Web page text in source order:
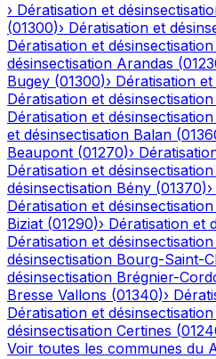
› Dératisation et
(01300)› Dératisation et
Dératisation et désinsectisation
désinsectisation Arandas (
Bugey (01300)› Dératisation
Dératisation et désinsectisation
Dératisation et désinsectisation
et désinsectisation Balan (
Beaupont (01270)›
Dératisation et désinsectisation
désinsectisation Bény (01370)›
Dératisation et désinsectisation
Biziat (01290)› Dératisation et
Dératisation et désinsectisation
désinsectisation Bourg-Saint-
désinsectisation Brégnier-
Bresse Vallons (01340)›
Dératisation et désinsectisation
désinsectisation Certines (
Voir toutes les communes du